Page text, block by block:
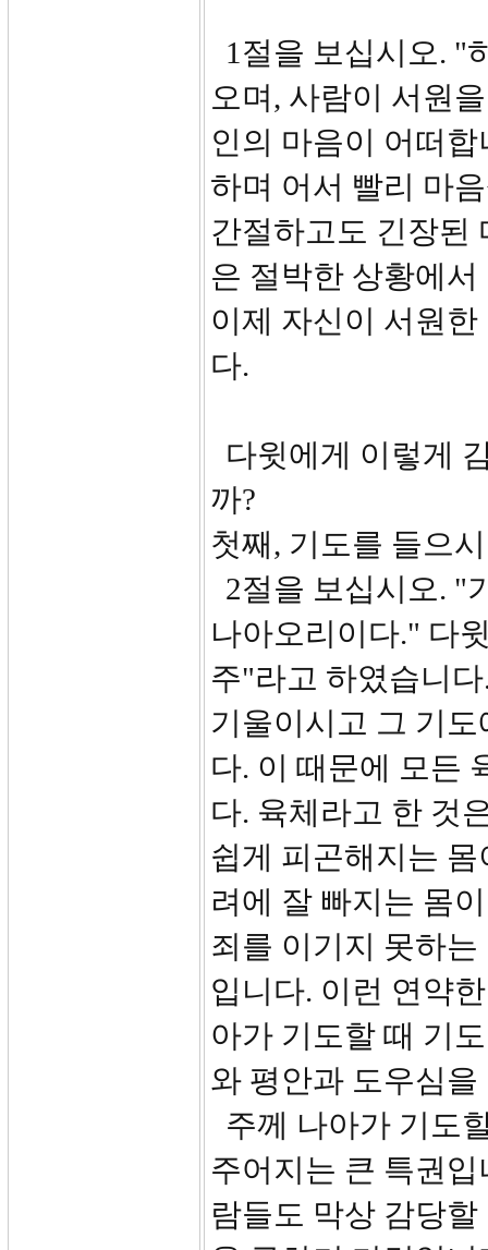
1절을 보십시오. "
오며, 사람이 서원
인의 마음이 어떠
하며 어서 빨리 마
간절하고도 긴장된
은 절박한 상황에
이제 자신이 서원
다.
다윗에게 이렇게
까?
첫째, 기도를 들으
2절을 보십시오. "
나아오리이다." 다
주"라고 하였습니
기울이시고 그 기
다. 이 때문에 모든
다. 육체라고 한 것
쉽게 피곤해지는
려에 잘 빠지는 몸
죄를 이기지 못하
입니다. 이런 연약
아가 기도할 때 기
와 평안과 도우심을
주께 나아가 기도
주어지는 큰 특권
람들도 막상 감당